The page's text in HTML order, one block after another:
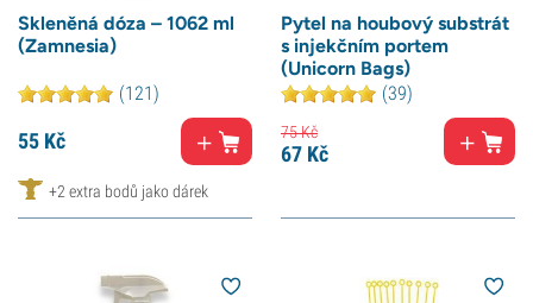
Skleněná dóza – 1062 ml
(Zamnesia)
(121)
55 Kč
+2 extra bodů jako dárek
Pytel na houbový substrát
s injekčním portem
(Unicorn Bags)
(39)
75Kč
67 Kč